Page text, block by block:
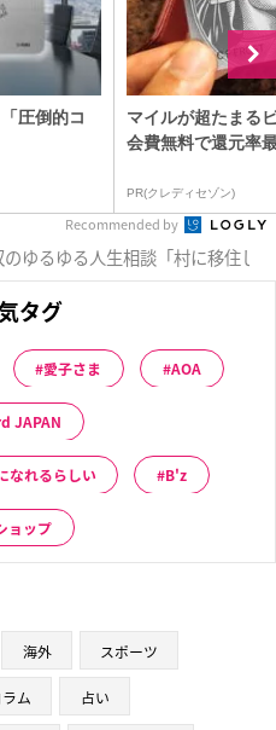
圧倒的コ
マイルが超たまる
会費無料で還元率
PR(クレディセゾン)
Recommended by
のゆるゆる人生相談「村に移住し
タグ
愛子さま AOA
JAPAN
なれるらしい B'z
ョップ
海外 スポーツ
ム 占い